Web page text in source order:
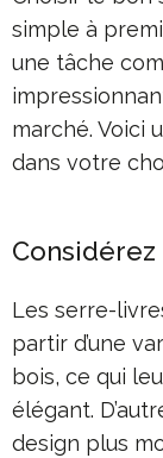
simple à
une tâche
marché. Voici
dans votre
Les serre-
partir d’une
bois, ce qui
élégant.
design plus